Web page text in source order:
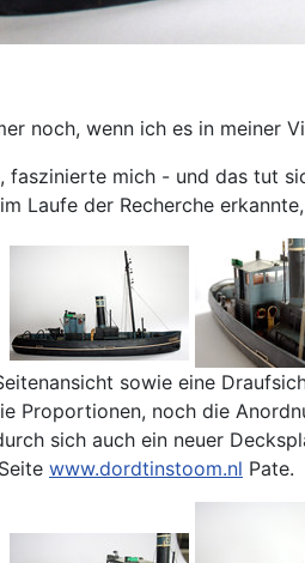
noch, wenn ich es in meiner
faszinierte mich - und das tut
Laufe der Recherche
sowie eine
Proportionen, noch die
sich auch ein neuer
www.dordtinstoom.nl Pate.